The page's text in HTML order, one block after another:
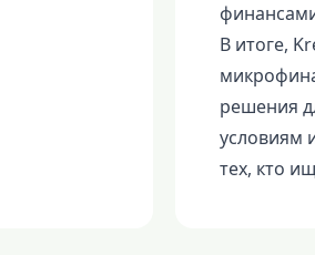
В итоге,
решения
условиям
тех, кто